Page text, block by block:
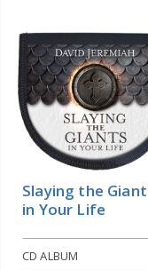
Slaying the
in Your Life
CD ALBUM